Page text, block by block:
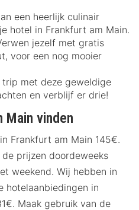
een heerlijk culinair
hotel in Frankfurt am Main.
jezelf met gratis
voor een nog mooier
trip met deze geweldige
en verblijf er drie!
Main vinden
Frankfurt am Main 145€.
prijzen doordeweeks
weekend. Wij hebben in
hotelaanbiedingen in
Maak gebruik van de